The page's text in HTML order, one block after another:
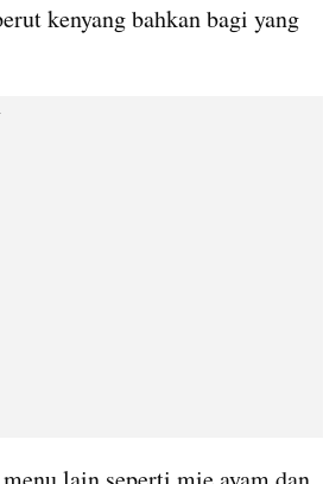
kenyang bahkan bagi yang